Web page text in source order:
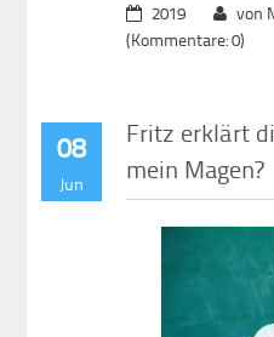
2019
von
(Kommentare: 0)
08
Jun
Fritz erklärt
mein Magen?